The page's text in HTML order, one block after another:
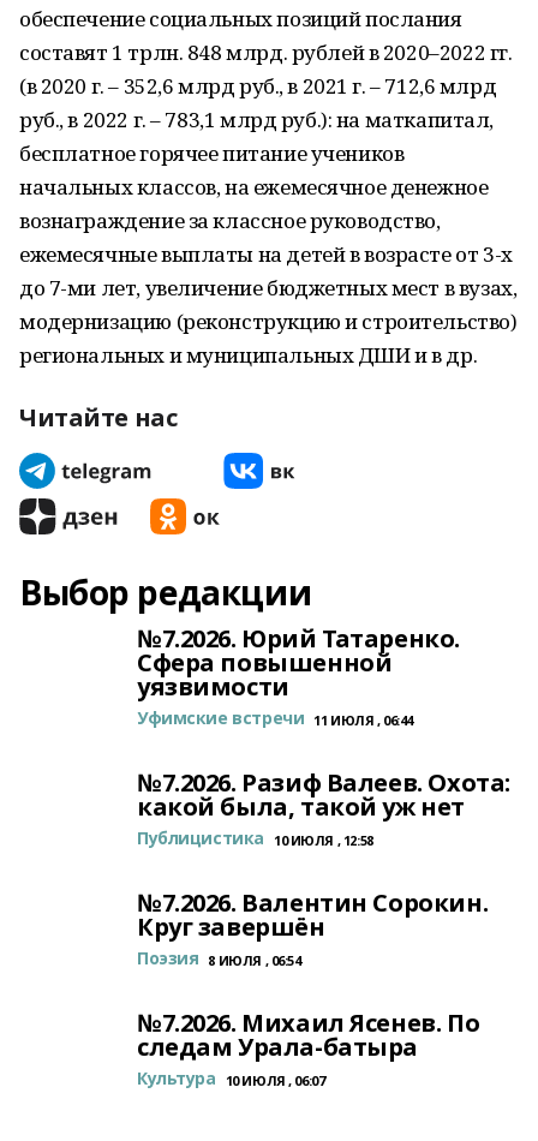
обеспечение социальных позиций послания
составят 1 трлн. 848 млрд. рублей в 2020–2022 гг.
(в 2020 г. – 352,6 млрд руб., в 2021 г. – 712,6 млрд
руб., в 2022 г. – 783,1 млрд руб.): на маткапитал,
бесплатное горячее питание учеников
начальных классов, на ежемесячное денежное
вознаграждение за классное руководство,
ежемесячные выплаты на детей в возрасте от 3-х
до 7-ми лет, увеличение бюджетных мест в вузах,
модернизацию (реконструкцию и строительство)
региональных и муниципальных ДШИ и в др.
Читайте нас
Выбор редакции
№7.2026. Юрий Татаренко.
Сфера повышенной
уязвимости
Уфимские встречи 11 ИЮЛЯ , 06:44
№7.2026. Разиф Валеев. Охота:
какой была, такой уж нет
Публицистика 10 ИЮЛЯ , 12:58
№7.2026. Валентин Сорокин.
Круг завершён
Поэзия 8 ИЮЛЯ , 06:54
№7.2026. Михаил Ясенев. По
следам Урала-батыра
Культура 10 ИЮЛЯ , 06:07